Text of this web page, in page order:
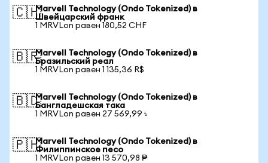
🇨🇭Marvell Technology (Ondo Tokenized) в
Швейцарский франк
1 MRVLon равен 180,52 CHF
🇧🇷Marvell Technology (Ondo Tokenized) в
Бразильский реал
1 MRVLon равен 1 135,36 R$
🇧🇩Marvell Technology (Ondo Tokenized) в
Бангладешская така
1 MRVLon равен 27 569,99 ৳
🇵🇭Marvell Technology (Ondo Tokenized) в
Филиппинское песо
1 MRVLon равен 13 570,98 ₱